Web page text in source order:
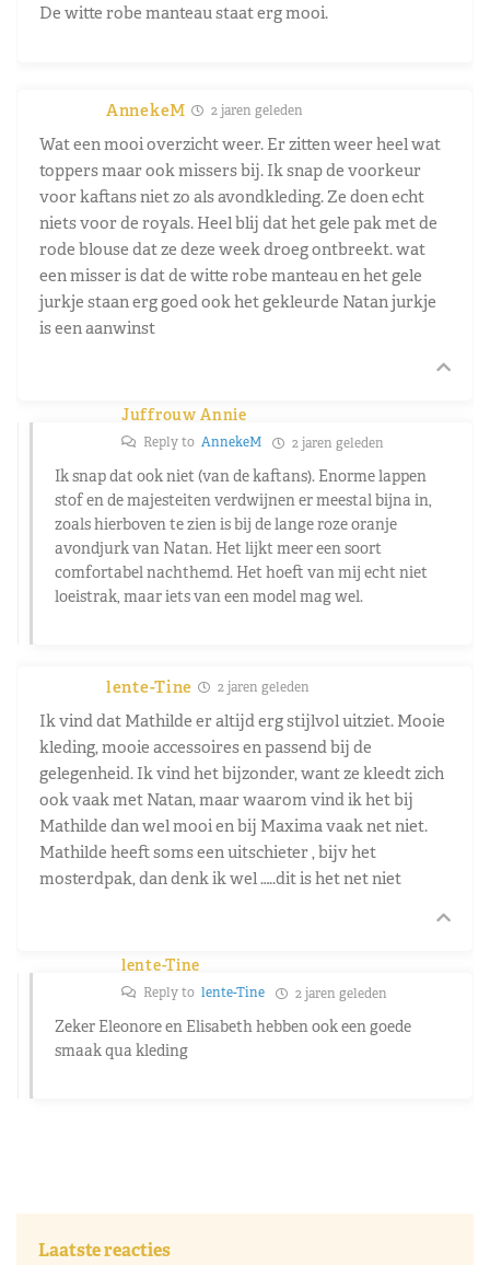
De witte robe manteau staat erg mooi.
AnnekeM 2 jaren geleden
Wat een mooi overzicht weer. Er zitten weer heel wat
toppers maar ook missers bij. Ik snap de voorkeur
voor kaftans niet zo als avondkleding. Ze doen echt
niets voor de royals. Heel blij dat het gele pak met de
rode blouse dat ze deze week droeg ontbreekt. wat
een misser is dat de witte robe manteau en het gele
jurkje staan erg goed ook het gekleurde Natan jurkje
is een aanwinst
Juffrouw Annie
Reply to AnnekeM 2 jaren geleden
Ik snap dat ook niet (van de kaftans). Enorme lappen
stof en de majesteiten verdwijnen er meestal bijna in,
zoals hierboven te zien is bij de lange roze oranje
avondjurk van Natan. Het lijkt meer een soort
comfortabel nachthemd. Het hoeft van mij echt niet
loeistrak, maar iets van een model mag wel.
lente-Tine 2 jaren geleden
Ik vind dat Mathilde er altijd erg stijlvol uitziet. Mooie
kleding, mooie accessoires en passend bij de
gelegenheid. Ik vind het bijzonder, want ze kleedt zich
ook vaak met Natan, maar waarom vind ik het bij
Mathilde dan wel mooi en bij Maxima vaak net niet.
Mathilde heeft soms een uitschieter , bijv het
mosterdpak, dan denk ik wel …..dit is het net niet
lente-Tine
Reply to lente-Tine 2 jaren geleden
Zeker Eleonore en Elisabeth hebben ook een goede
smaak qua kleding
Laatste reacties